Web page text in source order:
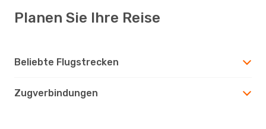
Planen Sie Ihre Reise
Beliebte Flugstrecken
Zugverbindungen